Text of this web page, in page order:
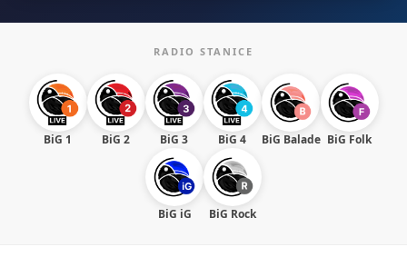
RADIO STANICE
BiG 1 BiG 2 BiG 3 BiG 4 BiG Balade BiG Folk
BiG iG BiG Rock